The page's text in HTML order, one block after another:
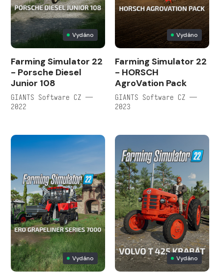
Vydáno
Farming Simulator 22
- Porsche Diesel
Junior 108
GIANTS Software CZ —
2022
Vydáno
Farming Simulator 22
- HORSCH
AgroVation Pack
GIANTS Software CZ —
2023
Vydáno Vydáno